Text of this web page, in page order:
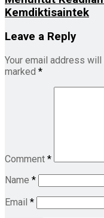
Kemdiktisaintek
Leave a Reply
Your email address
marked *
Comment *
Name *
Email *